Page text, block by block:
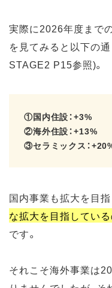
実際に2026年度まで
を見てみると以下の
STAGE2 P15参照)。
①国内住設：+3%
②海外住設：+13%
③セラミックス：
国内事業も拡大を目
な拡大を目指してい
です。
それこそ海外事業は